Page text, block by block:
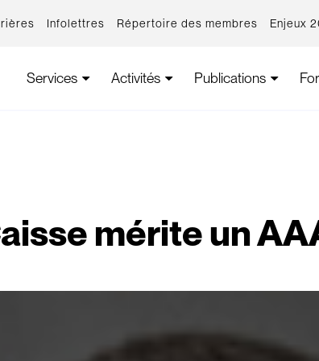
Infolettres Répertoire des membres Enjeux
Services Activités Publications
mérite un